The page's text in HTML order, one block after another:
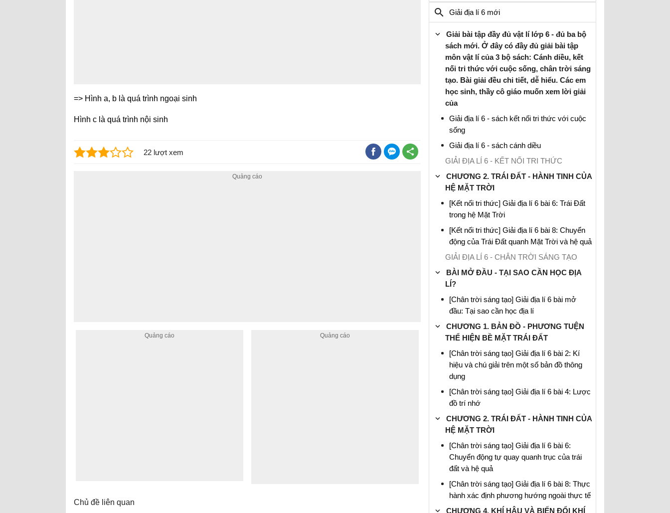
=> Hình a, b là quá trình ngoại sinh
Hình c là quá trình nội sinh
22 lượt xem
Chủ đề liên quan
Xvương quốc Champa. Hoạt
động nào quan trong nhất? Vì
sao?
Giải địa lí 6 mới
Giải bài tập đầy đủ vật lí lớp 6 - đủ ba bộ
sách mới. Ở đây có đầy đủ giải bài tập
môn vật lí của 3 bộ sách: Cánh diều, kết
nối tri thức với cuộc sống, chân trời sáng
tạo. Bài giải đều chi tiết, dễ hiểu. Các em
học sinh, thầy cô giáo muốn xem lời giải
của
Giải địa lí 6 - sách kết nối tri thức với cuộc
sống
Giải địa lí 6 - sách cánh diều
GIẢI ĐỊA LÍ 6 - KẾT NỐI TRI THỨC
CHƯƠNG 2. TRÁI ĐẤT - HÀNH TINH CỦA
HỆ MẶT TRỜI
[Kết nối tri thức] Giải địa lí 6 bài 6: Trái Đất
trong hệ Mặt Trời
[Kết nối tri thức] Giải địa lí 6 bài 8: Chuyển
động của Trái Đất quanh Mặt Trời và hệ quả
GIẢI ĐỊA LÍ 6 - CHÂN TRỜI SÁNG TẠO
BÀI MỞ ĐẦU - TẠI SAO CẦN HỌC ĐỊA
LÍ?
[Chân trời sáng tạo] Giải địa lí 6 bài mở
đầu: Tại sao cần học địa lí
CHƯƠNG 1. BẢN ĐỒ - PHƯƠNG TUỆN
THỂ HIỆN BỀ MẶT TRÁI ĐẤT
[Chân trời sáng tạo] Giải địa lí 6 bài 2: Kí
hiệu và chú giải trên một số bản đồ thông
dụng
[Chân trời sáng tạo] Giải địa lí 6 bài 4: Lược
đồ trí nhớ
CHƯƠNG 2. TRÁI ĐẤT - HÀNH TINH CỦA
HỆ MẶT TRỜI
[Chân trời sáng tạo] Giải địa lí 6 bài 6:
Chuyển động tự quay quanh trục của trái
đất và hệ quả
[Chân trời sáng tạo] Giải địa lí 6 bài 8: Thực
hành xác định phương hướng ngoài thực tế
CHƯƠNG 4. KHÍ HẬU VÀ BIẾN ĐỔI KHÍ